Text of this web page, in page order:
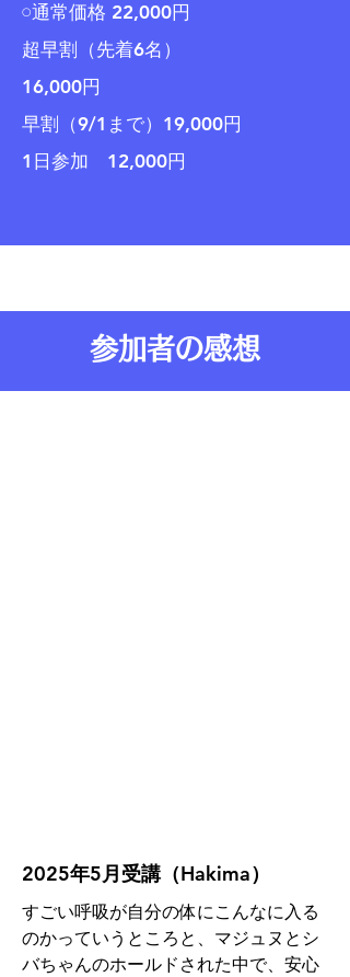
𓏸通常価格 ‬22‪,000円‬
‪超早割（先着6名）
16,000円
‪早割（9/1まで）19,000円
1日参加 12,000円
参加者の感想
2025年5月受講（Hakima）
すごい呼吸が自分の体にこんなに入る
のかっていうところと、マジュヌとシ
バちゃんのホールドされた中で、安心